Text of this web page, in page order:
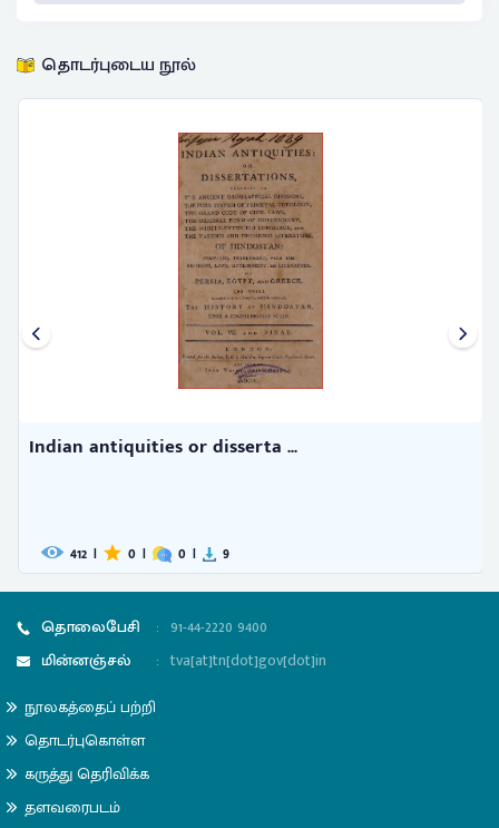
தொடர்புடைய நூல்
Indian antiquities or disserta ...
412 | 0 | 0 | 9
தொலைபேசி : 91-44-2220 9400
மின்னஞ்சல்
: tva[at]tn[dot]gov[dot]in
நூலகத்தைப் பற்றி
தொடர்புகொள்ள
கருத்து தெரிவிக்க
தளவரைபடம்